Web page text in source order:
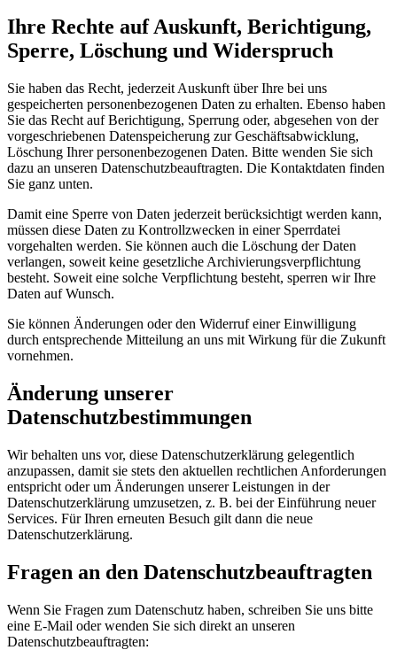
Ihre Rechte auf Auskunft, Berichtigung,
Sperre, Löschung und Widerspruch
Sie haben das Recht, jederzeit Auskunft über Ihre bei uns
gespeicherten personenbezogenen Daten zu erhalten. Ebenso haben
Sie das Recht auf Berichtigung, Sperrung oder, abgesehen von der
vorgeschriebenen Datenspeicherung zur Geschäftsabwicklung,
Löschung Ihrer personenbezogenen Daten. Bitte wenden Sie sich
dazu an unseren Datenschutzbeauftragten. Die Kontaktdaten finden
Sie ganz unten.
Damit eine Sperre von Daten jederzeit berücksichtigt werden kann,
müssen diese Daten zu Kontrollzwecken in einer Sperrdatei
vorgehalten werden. Sie können auch die Löschung der Daten
verlangen, soweit keine gesetzliche Archivierungsverpflichtung
besteht. Soweit eine solche Verpflichtung besteht, sperren wir Ihre
Daten auf Wunsch.
Sie können Änderungen oder den Widerruf einer Einwilligung
durch entsprechende Mitteilung an uns mit Wirkung für die Zukunft
vornehmen.
Änderung unserer
Datenschutzbestimmungen
Wir behalten uns vor, diese Datenschutzerklärung gelegentlich
anzupassen, damit sie stets den aktuellen rechtlichen Anforderungen
entspricht oder um Änderungen unserer Leistungen in der
Datenschutzerklärung umzusetzen, z. B. bei der Einführung neuer
Services. Für Ihren erneuten Besuch gilt dann die neue
Datenschutzerklärung.
Fragen an den Datenschutzbeauftragten
Wenn Sie Fragen zum Datenschutz haben, schreiben Sie uns bitte
eine E-Mail oder wenden Sie sich direkt an unseren
Datenschutzbeauftragten: